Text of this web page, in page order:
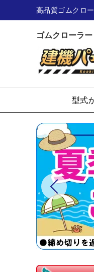
高品質ゴムクロ
ゴムクローラ
型式